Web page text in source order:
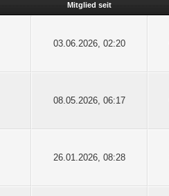
Mitglied seit
03.06.2026, 02:20
08.05.2026, 06:17
26.01.2026, 08:28